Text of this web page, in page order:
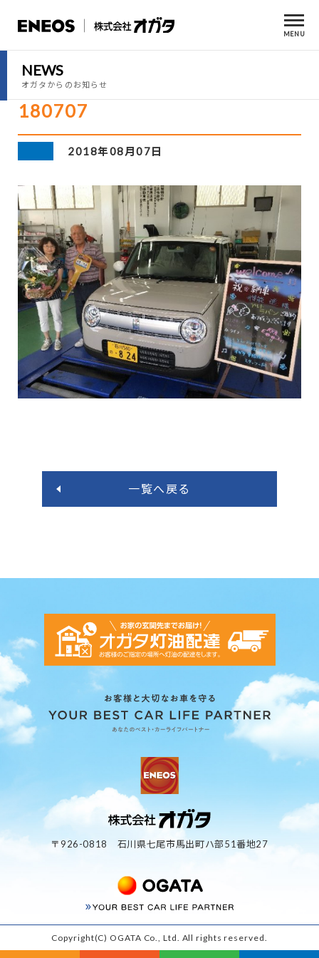
MENU
NEWS
オガタからのお知らせ
180707
2018年08月07日
一覧へ戻る
〒926-0818 石川県七尾市馬出町ハ部51番地27
Copyright(C) OGATA Co., Ltd. All rights reserved.